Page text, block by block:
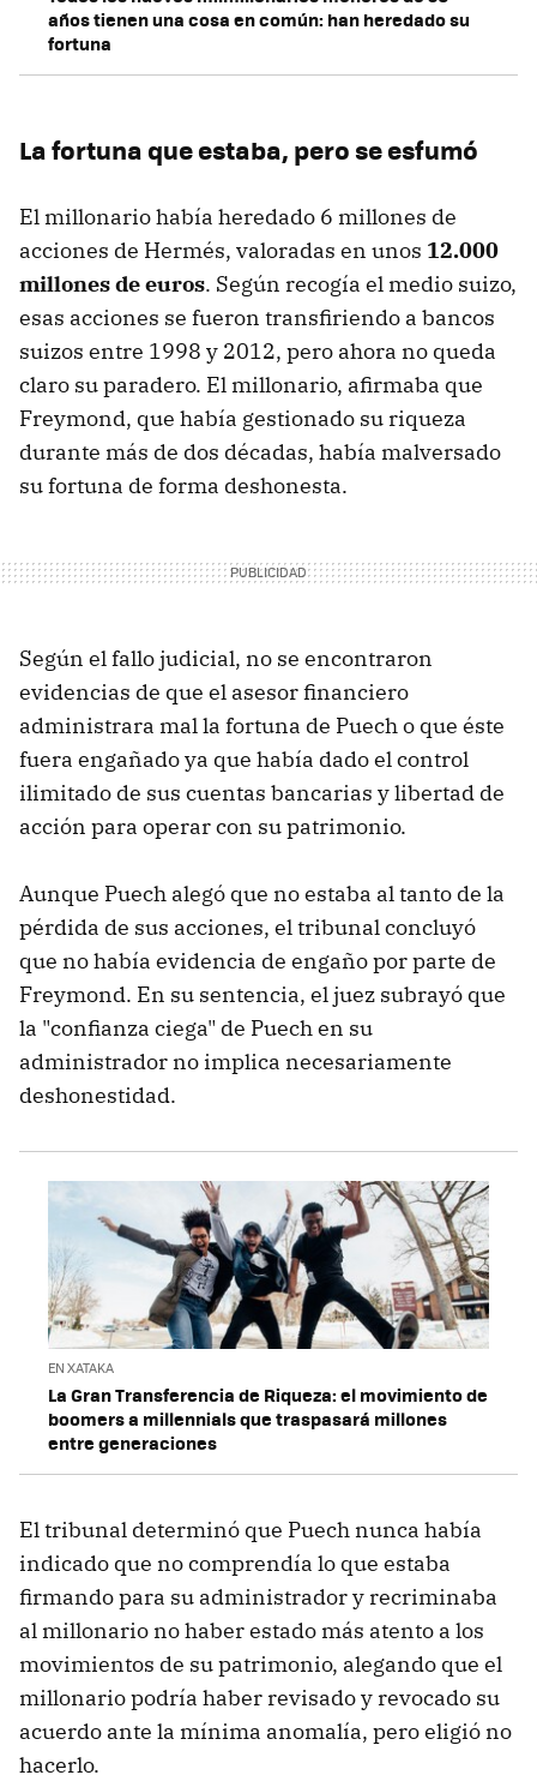
años tienen una cosa en común: han heredado su
fortuna
La fortuna que estaba, pero se esfumó
El millonario había heredado 6 millones de
acciones de Hermés, valoradas en unos 12.000
millones de euros. Según recogía el medio suizo,
esas acciones se fueron transfiriendo a bancos
suizos entre 1998 y 2012, pero ahora no queda
claro su paradero. El millonario, afirmaba que
Freymond, que había gestionado su riqueza
durante más de dos décadas, había malversado
su fortuna de forma deshonesta.
Según el fallo judicial, no se encontraron
evidencias de que el asesor financiero
administrara mal la fortuna de Puech o que éste
fuera engañado ya que había dado el control
ilimitado de sus cuentas bancarias y libertad de
acción para operar con su patrimonio.
Aunque Puech alegó que no estaba al tanto de la
pérdida de sus acciones, el tribunal concluyó
que no había evidencia de engaño por parte de
Freymond. En su sentencia, el juez subrayó que
la "confianza ciega" de Puech en su
administrador no implica necesariamente
deshonestidad.
EN XATAKA
La Gran Transferencia de Riqueza: el movimiento de
boomers a millennials que traspasará millones
entre generaciones
El tribunal determinó que Puech nunca había
indicado que no comprendía lo que estaba
firmando para su administrador y recriminaba
al millonario no haber estado más atento a los
movimientos de su patrimonio, alegando que el
millonario podría haber revisado y revocado su
acuerdo ante la mínima anomalía, pero eligió no
hacerlo.